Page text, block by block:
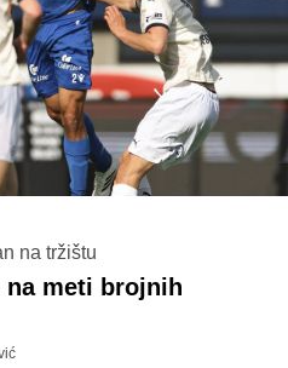
na tržištu
meti brojnih